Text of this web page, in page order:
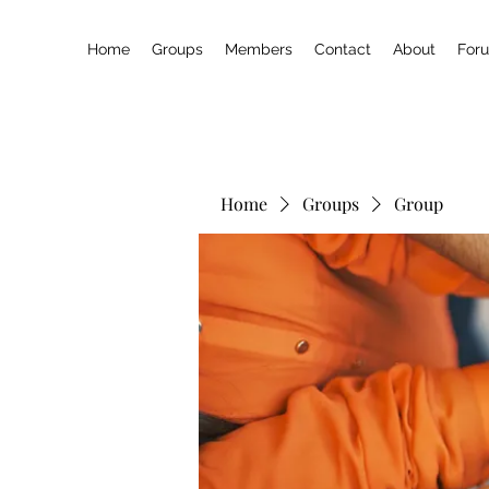
Home Groups Members Contact About
Home Groups Group